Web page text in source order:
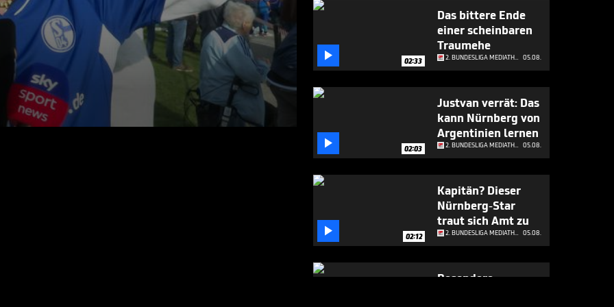
11.10.23
 02:33
Das bittere Ende
einer scheinbaren
Traumehe
2. BUNDESLIGA MEDIATHEK HIGHLIGHTS 05.08.
 02:03
Justvan verrät: Das
kann Nürnberg von
Argentinien lernen
2. BUNDESLIGA MEDIATHEK HIGHLIGHTS 05.08.
 02:12
Kapitän? Dieser
Nürnberg-Star
traut sich Amt zu
2. BUNDESLIGA MEDIATHEK HIGHLIGHTS 05.08.
Besondere